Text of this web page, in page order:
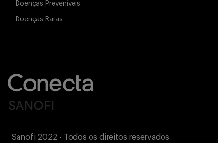
Doenças Preveníveis
Doenças Raras
Sanofi 2022 - Todos os direitos reservados